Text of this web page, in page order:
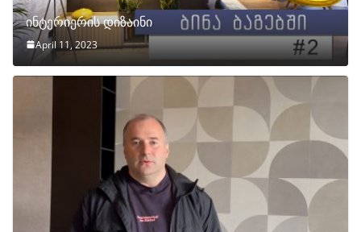
ინტერიერის დიზაინი
April 11, 2023